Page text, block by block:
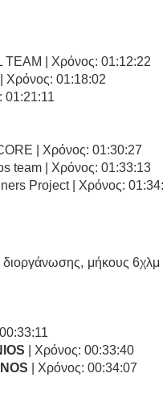
TEAM | Χρόνος: 01:12:22
| Χρόνος: 01:18:02
01:21:11
| Χρόνος: 01:30:27
team | Χρόνος: 01:33:13
Project | Χρόνος:
μήκους 6χλμ
| Χρόνος: 00:33:40
| Χρόνος: 00:34:07